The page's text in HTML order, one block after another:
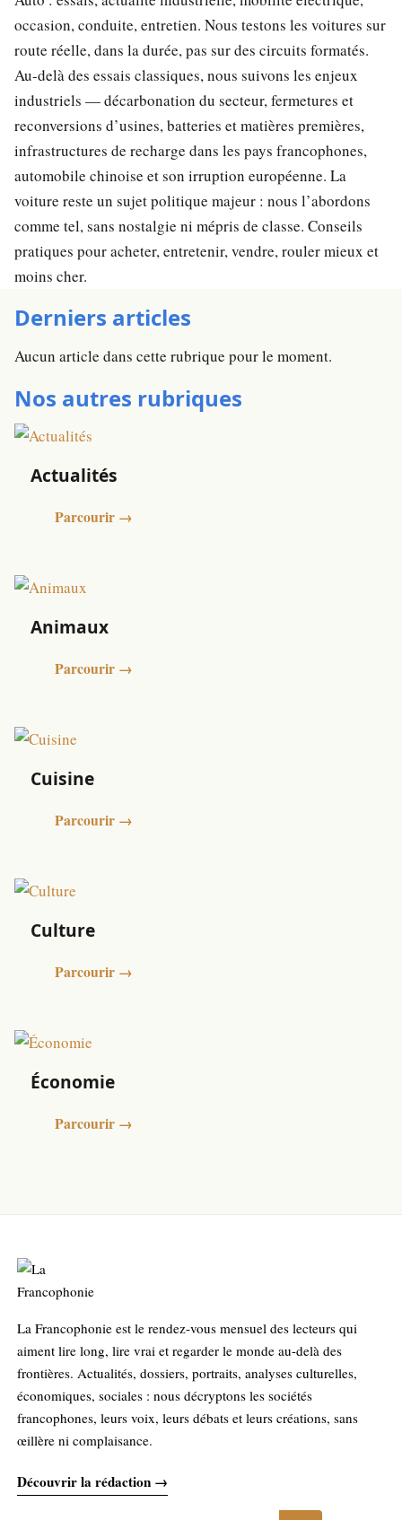
occasion, conduite, entretien. Nous testons les voitures sur
route réelle, dans la durée, pas sur des circuits formatés.
Au-delà des essais classiques, nous suivons les enjeux
industriels — décarbonation du secteur, fermetures et
reconversions d’usines, batteries et matières premières,
infrastructures de recharge dans les pays francophones,
automobile chinoise et son irruption européenne. La
voiture reste un sujet politique majeur : nous l’abordons
comme tel, sans nostalgie ni mépris de classe. Conseils
pratiques pour acheter, entretenir, vendre, rouler mieux et
moins cher.
Derniers articles
Aucun article dans cette rubrique pour le moment.
Nos autres rubriques
Actualités
Parcourir →
Animaux
Parcourir →
Cuisine
Parcourir →
Culture
Parcourir →
Économie
Parcourir →
La Francophonie est le rendez-vous mensuel des lecteurs qui
aiment lire long, lire vrai et regarder le monde au-delà des
frontières. Actualités, dossiers, portraits, analyses culturelles,
économiques, sociales : nous décryptons les sociétés
francophones, leurs voix, leurs débats et leurs créations, sans
œillère ni complaisance.
Découvrir la rédaction →